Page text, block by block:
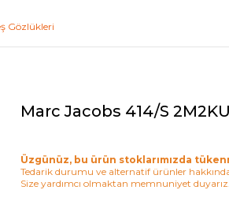
Gözlükleri
Marc Jacobs 414/S
Üzgünüz, bu ürün stoklarımızda
Tedarik durumu ve alternatif ürünler
Size yardımcı olmaktan memnuniyet duyarız.